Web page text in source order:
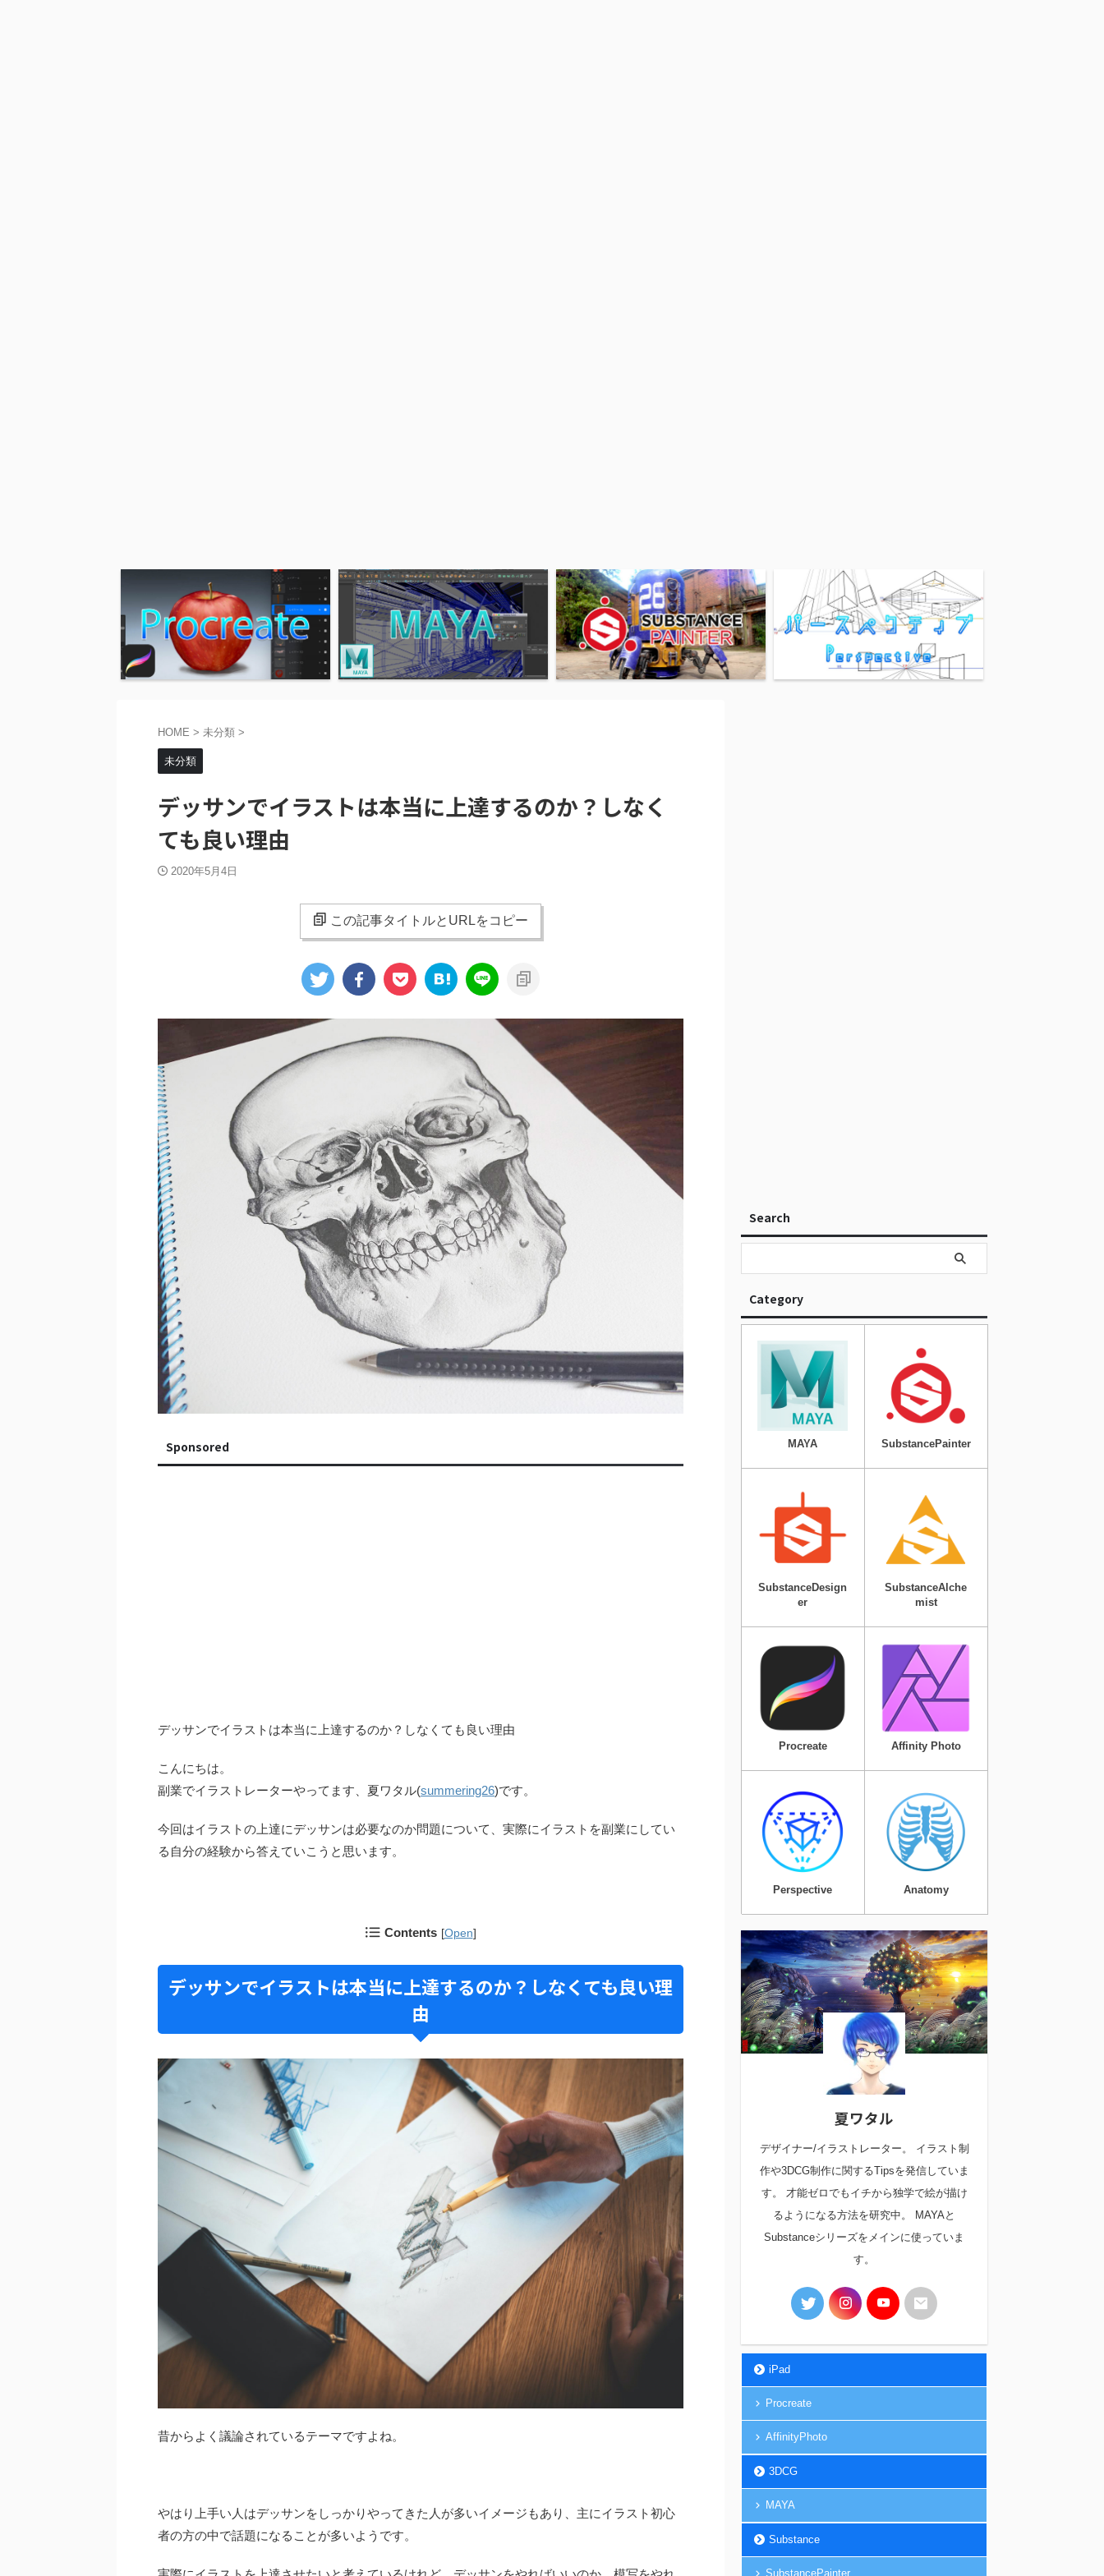
HOME > 未分類 >
未分類
デッサンでイラストは本当に上達するのか？しなく
ても良い理由
2020年5月4日
この記事タイトルとURLをコピー
Sponsored
デッサンでイラストは本当に上達するのか？しなくても良い理由
こんにちは。
副業でイラストレーターやってます、夏ワタル(summering26)です。
今回はイラストの上達にデッサンは必要なのか問題について、実際にイラストを副業にしてい
る自分の経験から答えていこうと思います。
Contents [Open]
デッサンでイラストは本当に上達するのか？しなくても良い理
由
昔からよく議論されているテーマですよね。
やはり上手い人はデッサンをしっかりやってきた人が多いイメージもあり、主にイラスト初心
者の方の中で話題になることが多いようです。
Search
Category
MAYA SubstancePainter
SubstanceDesign
er
SubstanceAlche
mist
Procreate Affinity Photo
Perspective Anatomy
夏ワタル
デザイナー/イラストレーター。 イラスト制
作や3DCG制作に関するTipsを発信していま
す。 才能ゼロでもイチから独学で絵が描け
るようになる方法を研究中。 MAYAと
Substanceシリーズをメインに使っていま
す。
iPad
Procreate
AffinityPhoto
3DCG
MAYA
Substance
SubstancePainter